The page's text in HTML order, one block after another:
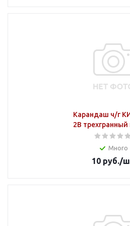
Карандаш ч/г КИТ 105-
2В
Много
10руб./